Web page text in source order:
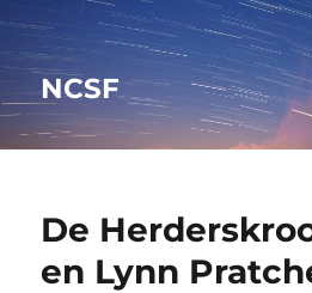
NCSF
De
en Lynn